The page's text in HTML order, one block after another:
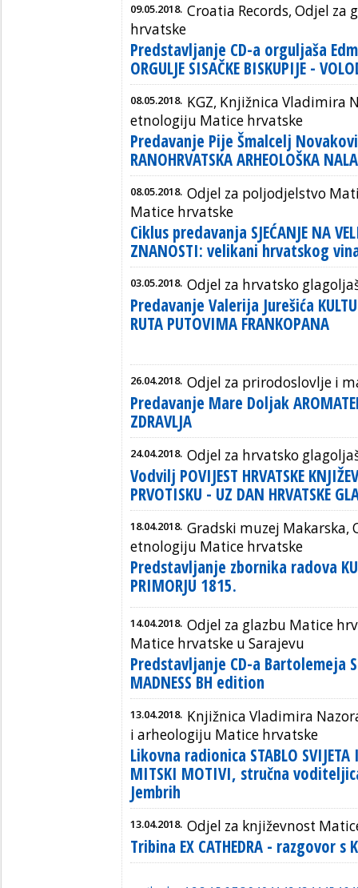
09.05.2018. Croatia Records, Odjel za
hrvatske
Predstavljanje CD-a orguljaša
ORGULJE SISAČKE BISKUPIJE -
08.05.2018. KGZ, Knjižnica Vladimira
etnologiju Matice hrvatske
Predavanje Pije Šmalcelj
RANOHRVATSKA ARHEOLOŠKA
08.05.2018. Odjel za poljodjelstvo
Matice hrvatske
Ciklus predavanja SJEĆANJE NA
ZNANOSTI: velikani hrvatskog
03.05.2018. Odjel za hrvatsko
Predavanje Valerija Jurešića
RUTA PUTOVIMA FRANKOPANA
26.04.2018. Odjel za prirodoslovlje i
Predavanje Mare Doljak
ZDRAVLJA
24.04.2018. Odjel za hrvatsko
Vodvilj POVIJEST HRVATSKE
PRVOTISKU - UZ DAN HRVATSKE
18.04.2018. Gradski muzej Makarska,
etnologiju Matice hrvatske
Predstavljanje zbornika radova
PRIMORJU 1815.
14.04.2018. Odjel za glazbu Matice
Matice hrvatske u Sarajevu
Predstavljanje CD-a Bartolemeja
MADNESS BH edition
13.04.2018. Knjižnica Vladimira
i arheologiju Matice hrvatske
Likovna radionica STABLO SVIJETA
MITSKI MOTIVI, stručna
Jembrih
13.04.2018. Odjel za književnost
Tribina EX CATHEDRA - razgovor s